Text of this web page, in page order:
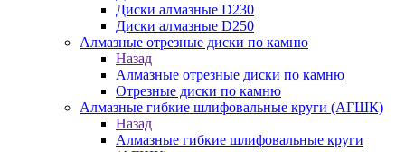
Диски алмазные D230
Диски алмазные D250
Алмазные отрезные диски по камню
Назад
Алмазные отрезные диски по камню
Отрезные диски по камню
Алмазные гибкие шлифовальные круги (АГШК)
Назад
Алмазные гибкие шлифовальные круги